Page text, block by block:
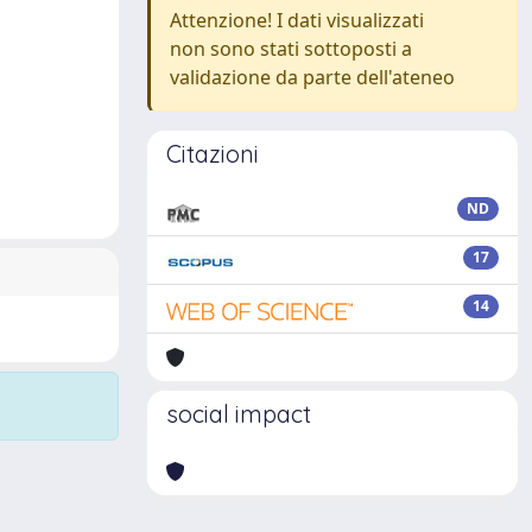
Attenzione! I dati visualizzati
non sono stati sottoposti a
validazione da parte dell'ateneo
Citazioni
ND
17
14
social impact